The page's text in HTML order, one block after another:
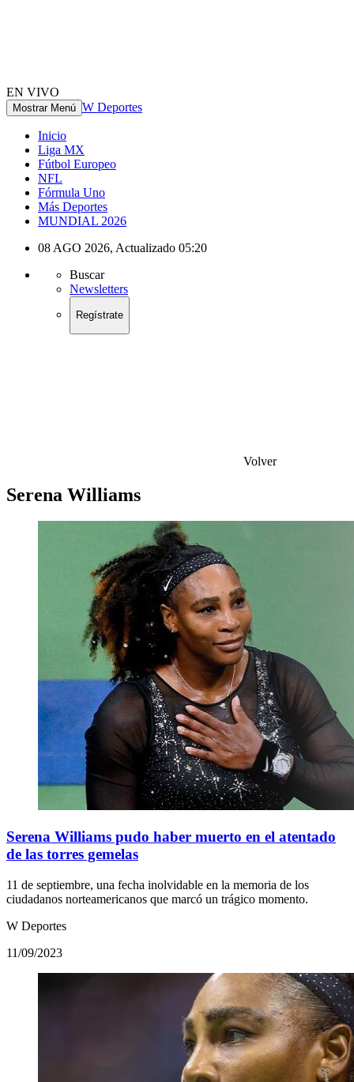
EN VIVO
Mostrar Menú W Deportes
Inicio
Liga MX
Fútbol Europeo
NFL
Fórmula Uno
Más Deportes
MUNDIAL 2026
08 AGO 2026, Actualizado 05:20
Buscar
Newsletters
Regístrate
Volver
Serena Williams
Serena Williams pudo haber muerto en el atentado
de las torres gemelas
11 de septiembre, una fecha inolvidable en la memoria de los
ciudadanos norteamericanos que marcó un trágico momento.
W Deportes
11/09/2023